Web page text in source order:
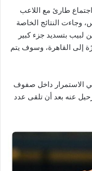
طارئ مع اللاعب
وجاءت النتائج الخاصة
لبيب بتسديد جزء كبير
إلى القاهرة، وسوف يتم
الاستمرار داخل صفوف
عنه بعد أن تلقى عدد